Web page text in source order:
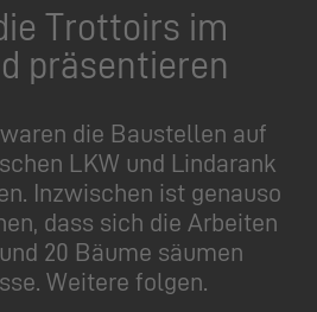
Trottoirs im
präsentieren
die Baustellen auf
LKW und Lindarank
Inzwischen ist genauso
dass sich die Arbeiten
20 Bäume säumen
Weitere folgen.